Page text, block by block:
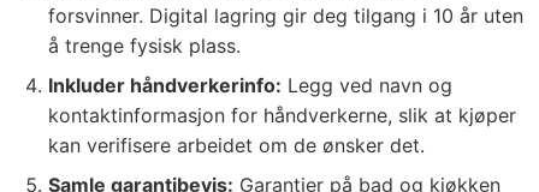
forsvinner. Digital lagring gir deg tilgang i 10 år uten
å trenge fysisk plass.
Inkluder håndverkerinfo: Legg ved navn og
kontaktinformasjon for håndverkerne, slik at kjøper
kan verifisere arbeidet om de ønsker det.
Samle garantibevis: Garantier på bad og kjøkken